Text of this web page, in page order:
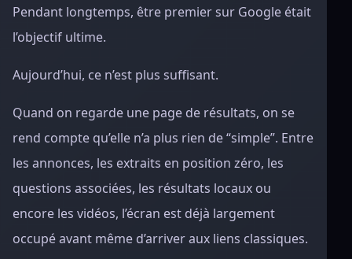
Pendant longtemps, être premier sur Google était
l’objectif ultime.
Aujourd’hui, ce n’est plus suffisant.
Quand on regarde une page de résultats, on se
rend compte qu’elle n’a plus rien de “simple”. Entre
les annonces, les extraits en position zéro, les
questions associées, les résultats locaux ou
encore les vidéos, l’écran est déjà largement
occupé avant même d’arriver aux liens classiques.